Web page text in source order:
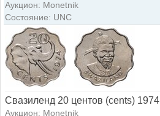
Аукцион: Monetnik
Состояние: UNC
Свазиленд 20 центов (cents) 1974
Аукцион: Monetnik